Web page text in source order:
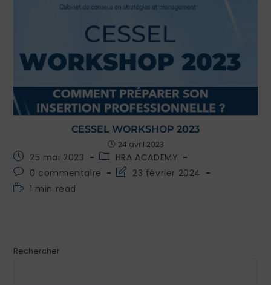
CESSEL WORKSHOP 2023
24 avril 2023
25 mai 2023
HRA ACADEMY
0 commentaire
23 février 2024
1 min read
Rechercher